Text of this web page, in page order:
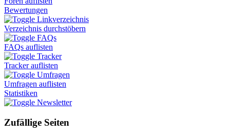
Bewertungen
Linkverzeichnis
Verzeichnis durchstöbern
FAQs
FAQs auflisten
Tracker
Tracker auflisten
Umfragen
Umfragen auflisten
Statistiken
Newsletter
Zufällige Seiten